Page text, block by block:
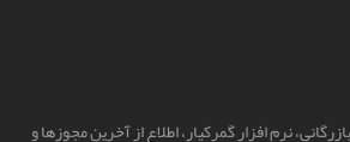
نرم افزار گمرکیار، اطلاع از آخرین مجوزها و